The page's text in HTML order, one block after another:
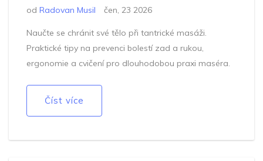
od Radovan Musil čen, 23 2026
Naučte se chránit své tělo při tantrické masáži.
Praktické tipy na prevenci bolestí zad a rukou,
ergonomie a cvičení pro dlouhodobou praxi maséra.
Číst více